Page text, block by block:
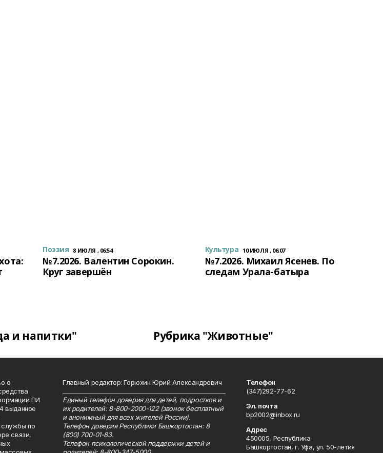
Поэзия 8 ИЮЛЯ , 06:54
№7.2026. Валентин Сорокин.
Круг завершён
Культура 10 ИЮЛЯ , 06:07
№7.2026. Михаил Ясенев. По
следам Урала-батыра
и напитки" Рубрика "Животные"
о
ПИ
выданное
по
связи,
Главный редактор: Горюхин Юрий Александрович
Единый телефон доверия для детей, подростков и
их родителей: 8-800-2000-122 (звонок бесплатный
и анонимный для всех жителей России).
Телефон доверия Республики Башкортостан: 8
(800) 700-01-83.
Телефон психологической поддержки детей и
Телефон
(347)292-77-62
Эл. почта
bp2002@inbox.ru
Адрес
450005, Республика
Башкортостан, г. Уфа, ул. 50-летия